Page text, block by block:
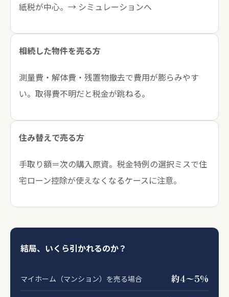
紙税が中心。→ シミュレーションへ
相続した物件を売る方
測量費・解体費・残置物撤去で費用が膨らみやす
い。取得費不明だと税金が跳ねる。
住み替えで売る方
手取り額＝次の購入原資。税金特例の選択ミスで住
宅ローン控除が使えなくなるケースに注意。
結局、いくら引かれるのか？
マイホーム（マンション）を売る場合 約4〜5%